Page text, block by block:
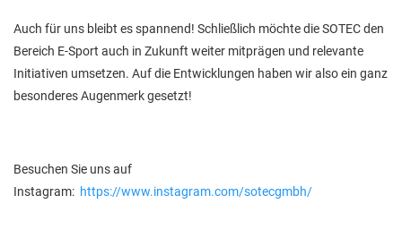
Auch für uns bleibt es spannend! Schließlich möchte die SOTEC den
Bereich E-Sport auch in Zukunft weiter mitprägen und relevante
Initiativen umsetzen. Auf die Entwicklungen haben wir also ein ganz
besonderes Augenmerk gesetzt!
Besuchen Sie uns auf
Instagram: https://www.instagram.com/sotecgmbh/